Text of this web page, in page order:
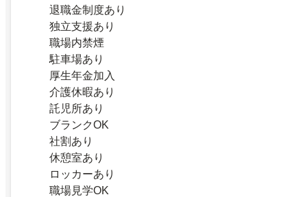
退職金制度あり
独立支援あり
職場内禁煙
駐車場あり
厚生年金加入
介護休暇あり
託児所あり
ブランクOK
社割あり
休憩室あり
ロッカーあり
職場見学OK